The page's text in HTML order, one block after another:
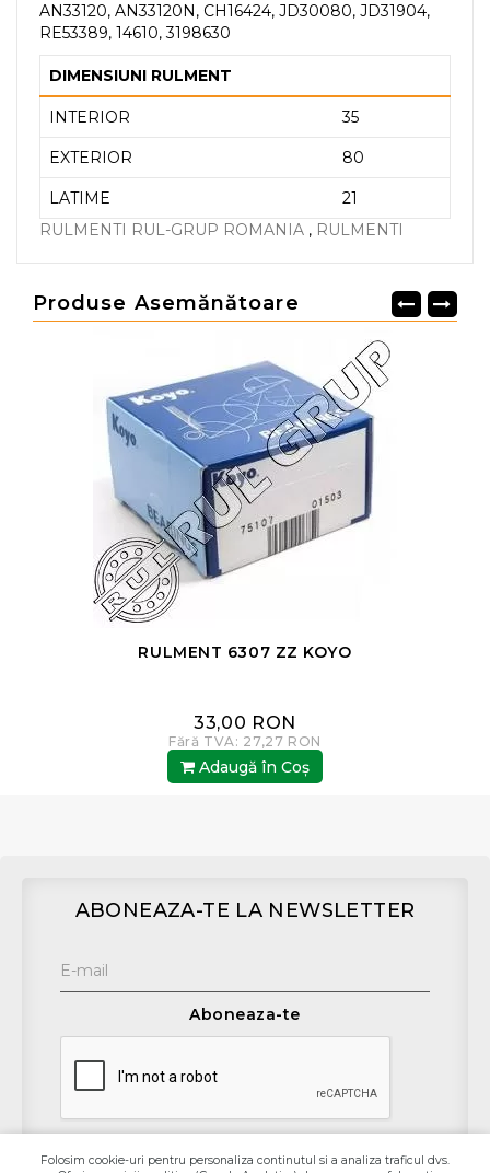
AN33120, AN33120N, CH16424, JD30080, JD31904,
RE53389, 14610, 3198630
DIMENSIUNI RULMENT
INTERIOR 35
EXTERIOR 80
LATIME
21
RULMENTI RUL-GRUP ROMANIA , RULMENTI
Produse Asemănătoare
RULMENT 6307 ZZ KOYO
33,00 RON
Fără TVA: 27,27 RON
Adaugă în Coş
ABONEAZA-TE LA NEWSLETTER
Aboneaza-te
Folosim cookie-uri pentru personaliza continutul si a analiza traficul dvs.